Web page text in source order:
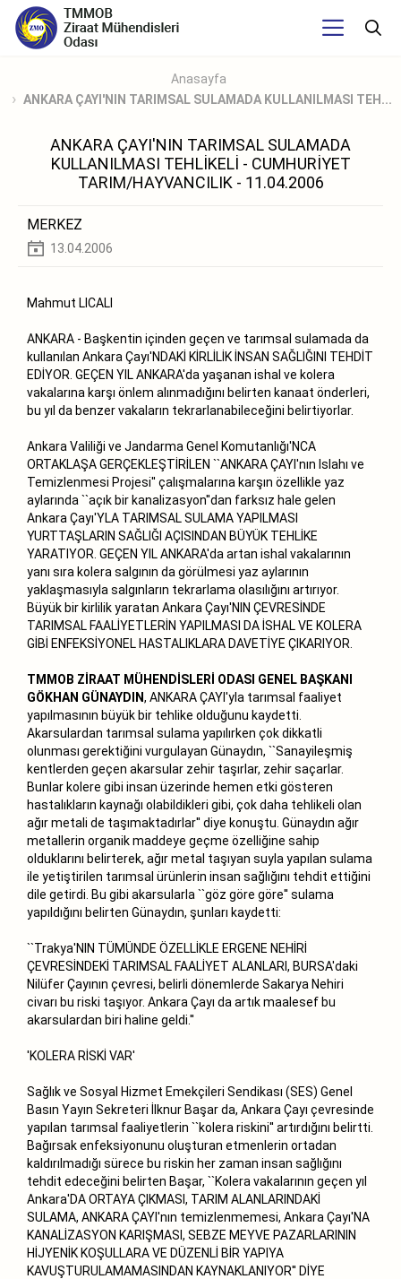
Anasayfa
ANKARA ÇAYI'NIN TARIMSAL SULAMADA KULLANILMASI TEH...
ANKARA ÇAYI'NIN TARIMSAL SULAMADA
KULLANILMASI TEHLİKELİ - CUMHURİYET
TARIM/HAYVANCILIK - 11.04.2006
MERKEZ
13.04.2006
Mahmut LICALI
ANKARA - Başkentin içinden geçen ve tarımsal sulamada da
kullanılan Ankara Çayı'NDAKİ KİRLİLİK İNSAN SAĞLIĞINI TEHDİT
EDİYOR. GEÇEN YIL ANKARA'da yaşanan ishal ve kolera
vakalarına karşı önlem alınmadığını belirten kanaat önderleri,
bu yıl da benzer vakaların tekrarlanabileceğini belirtiyorlar.
Ankara Valiliği ve Jandarma Genel Komutanlığı'NCA
ORTAKLAŞA GERÇEKLEŞTİRİLEN ``ANKARA ÇAYI'nın Islahı ve
Temizlenmesi Projesi'' çalışmalarına karşın özellikle yaz
aylarında ``açık bir kanalizasyon''dan farksız hale gelen
Ankara Çayı'YLA TARIMSAL SULAMA YAPILMASI
YURTTAŞLARIN SAĞLIĞI AÇISINDAN BÜYÜK TEHLİKE
YARATIYOR. GEÇEN YIL ANKARA'da artan ishal vakalarının
yanı sıra kolera salgının da görülmesi yaz aylarının
yaklaşmasıyla salgınların tekrarlama olasılığını artırıyor.
Büyük bir kirlilik yaratan Ankara Çayı'NIN ÇEVRESİNDE
TARIMSAL FAALİYETLERİN YAPILMASI DA İSHAL VE KOLERA
GİBİ ENFEKSİYONEL HASTALIKLARA DAVETİYE ÇIKARIYOR.
TMMOB ZİRAAT MÜHENDİSLERİ ODASI GENEL BAŞKANI
GÖKHAN GÜNAYDIN, ANKARA ÇAYI'yla tarımsal faaliyet
yapılmasının büyük bir tehlike olduğunu kaydetti.
Akarsulardan tarımsal sulama yapılırken çok dikkatli
olunması gerektiğini vurgulayan Günaydın, ``Sanayileşmiş
kentlerden geçen akarsular zehir taşırlar, zehir saçarlar.
Bunlar kolere gibi insan üzerinde hemen etki gösteren
hastalıkların kaynağı olabildikleri gibi, çok daha tehlikeli olan
ağır metali de taşımaktadırlar'' diye konuştu. Günaydın ağır
metallerin organik maddeye geçme özelliğine sahip
olduklarını belirterek, ağır metal taşıyan suyla yapılan sulama
ile yetiştirilen tarımsal ürünlerin insan sağlığını tehdit ettiğini
dile getirdi. Bu gibi akarsularla ``göz göre göre'' sulama
yapıldığını belirten Günaydın, şunları kaydetti:
``Trakya'NIN TÜMÜNDE ÖZELLİKLE ERGENE NEHİRİ
ÇEVRESİNDEKİ TARIMSAL FAALİYET ALANLARI, BURSA'daki
Nilüfer Çayının çevresi, belirli dönemlerde Sakarya Nehiri
civarı bu riski taşıyor. Ankara Çayı da artık maalesef bu
akarsulardan biri haline geldi.''
'KOLERA RİSKİ VAR'
Sağlık ve Sosyal Hizmet Emekçileri Sendikası (SES) Genel
Basın Yayın Sekreteri İlknur Başar da, Ankara Çayı çevresinde
yapılan tarımsal faaliyetlerin ``kolera riskini'' artırdığını belirtti.
Bağırsak enfeksiyonunu oluşturan etmenlerin ortadan
kaldırılmadığı sürece bu riskin her zaman insan sağlığını
tehdit edeceğini belirten Başar, ``Kolera vakalarının geçen yıl
Ankara'DA ORTAYA ÇIKMASI, TARIM ALANLARINDAKİ
SULAMA, ANKARA ÇAYI'nın temizlenmemesi, Ankara Çayı'NA
KANALİZASYON KARIŞMASI, SEBZE MEYVE PAZARLARININ
HİJYENİK KOŞULLARA VE DÜZENLİ BİR YAPIYA
KAVUŞTURULAMAMASINDAN KAYNAKLANIYOR'' DİYE